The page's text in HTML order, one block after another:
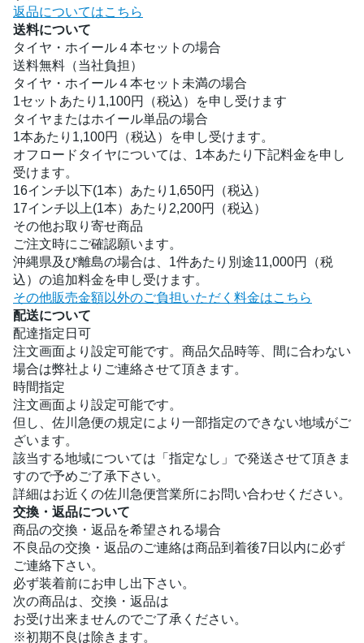
返品についてはこちら
送料について
タイヤ・ホイール４本セットの場合
送料無料（当社負担）
タイヤ・ホイール４本セット未満の場合
1セットあたり1,100円（税込）を申し受けます
タイヤまたはホイール単品の場合
1本あたり1,100円（税込）を申し受けます。
オフロードタイヤについては、1本あたり下記料金を申し
受けます。
16インチ以下(1本）あたり1,650円（税込）
17インチ以上(1本）あたり2,200円（税込）
その他お取り寄せ商品
ご注文時にご確認願います。
沖縄県及び離島の場合は、1件あたり別途11,000円（税
込）の追加料金を申し受けます。
その他販売金額以外のご負担いただく料金はこちら
配送について
配達指定日可
注文画面より設定可能です。商品欠品時等、間に合わない
場合は弊社よりご連絡させて頂きます。
時間指定
注文画面より設定可能です。
但し、佐川急便の規定により一部指定のできない地域がご
ざいます。
該当する地域については「指定なし」で発送させて頂きま
すので予めご了承下さい。
詳細はお近くの佐川急便営業所にお問い合わせください。
交換・返品について
商品の交換・返品を希望される場合
不良品の交換・返品のご連絡は商品到着後7日以内に必ず
ご連絡下さい。
必ず装着前にお申し出下さい。
次の商品は、交換・返品は
お受け出来ませんのでご了承ください。
※初期不良は除きます。